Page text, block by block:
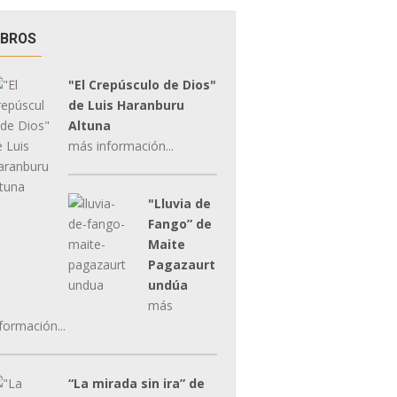
"El Crepúsculo de Dios"
de Luis Haranburu
Altuna
más información...
"Lluvia de
Fango” de
Maite
Pagazaurt
undúa
más
“La mirada sin ira” de